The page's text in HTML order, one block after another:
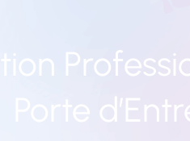
Porte